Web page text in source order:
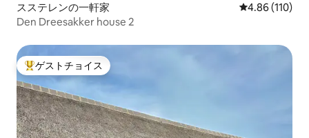
スステレンの一軒家 レビュー110
4.86 (110)
Den Dreesakker house 2
大好評のゲストチョイスです。
ゲストチョイス